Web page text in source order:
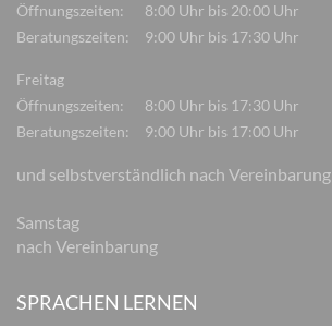
Öffnungszeiten:
8:00 Uhr bis 20:00 Uhr
Beratungszeiten:
9:00 Uhr bis 17:30 Uhr
Freitag
Öffnungszeiten:
8:00 Uhr bis 17:30 Uhr
Beratungszeiten:
9:00 Uhr bis 17:00 Uhr
und selbstverständlich nach Vereinbarung
Samstag
nach Vereinbarung
SPRACHEN LERNEN